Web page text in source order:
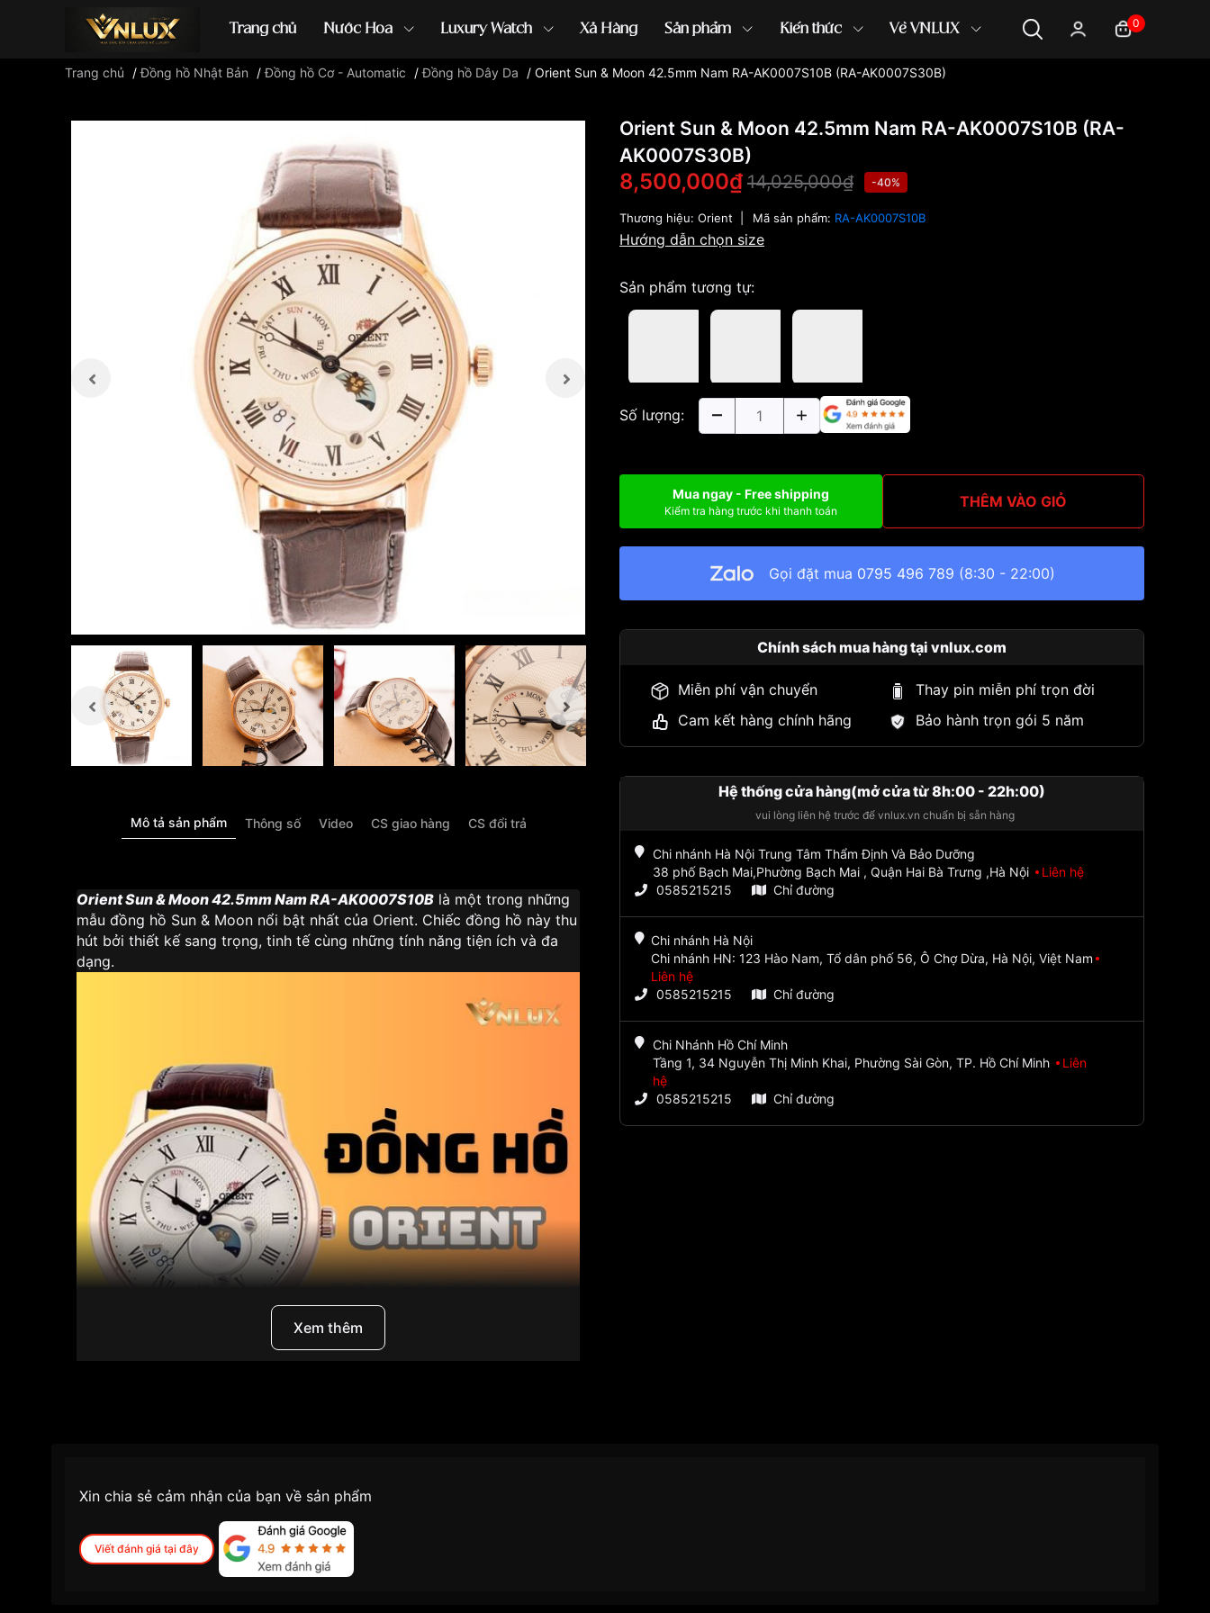
Trang chủ Nước Hoa Luxury Watch Xả Hàng Sản phẩm Kiến thức Về VNLUX 0
Đồng hồ casio đồng hồ G-Shock đồng hồ Orient ...
Trang chủ /Đồng hồ Nhật Bản /Đồng hồ Cơ - Automatic /Đồng hồ Dây Da / Orient Sun & Moon 42.5mm Nam RA-AK0007S10B (RA-AK0007S30B)
Mô tả sản phẩm Thông số Video CS giao hàng CS đổi trả
Orient Sun & Moon 42.5mm Nam RA-AK0007S10B là một trong những
mẫu đồng hồ Sun & Moon nổi bật nhất của Orient. Chiếc đồng hồ này thu
hút bởi thiết kế sang trọng, tinh tế cùng những tính năng tiện ích và đa
dạng.
Giới thiệu thương hiệu Orient
Xem thêm
Orient Sun & Moon 42.5mm Nam RA-AK0007S10B (RA-
AK0007S30B)
8,500,000₫ 14,025,000₫ -40%
Thương hiệu: Orient Mã sản phẩm: RA-AK0007S10B
Hướng dẫn chọn size
Sản phẩm tương tự:
Số lượng:
Mua ngay - Free shipping
Kiểm tra hàng trước khi thanh toán THÊM VÀO GIỎ
Gọi đặt mua 0795 496 789 (8:30 - 22:00)
Chính sách mua hàng tại vnlux.com
Miễn phí vận chuyển
Thay pin miễn phí trọn đời
Cam kết hàng chính hãng
Bảo hành trọn gói 5 năm
Hệ thống cửa hàng(mở cửa từ 8h:00 - 22h:00)
vui lòng liên hệ trước để vnlux.vn chuẩn bị sẵn hàng
Chi nhánh Hà Nội Trung Tâm Thẩm Định Và Bảo Dưỡng
38 phố Bạch Mai,Phường Bạch Mai , Quận Hai Bà Trưng ,Hà Nội
Liên hệ
0585215215
Chỉ đường
Chi nhánh Hà Nội
Chi nhánh HN: 123 Hào Nam, Tổ dân phố 56, Ô Chợ Dừa, Hà Nội, Việt Nam
Liên hệ
0585215215
Chỉ đường
Chi Nhánh Hồ Chí Minh
Tầng 1, 34 Nguyễn Thị Minh Khai, Phường Sài Gòn, TP. Hồ Chí Minh
Liên
hệ
0585215215
Chỉ đường
Xin chia sẻ cảm nhận của bạn về sản phẩm
Viết đánh giá tại đây